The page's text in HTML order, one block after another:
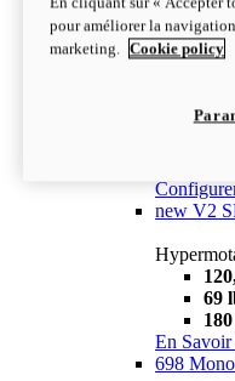
newV2
69
new V2
69
En Savoir
698
pour améliorer la
marketing.
Cookie policy